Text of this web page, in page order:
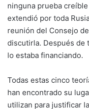
ninguna prueba
extendió por toda
reunión del Consejo
discutirla. Después de
lo estaba financiando.
Todas estas cinco
han encontrado su
utilizan para justificar